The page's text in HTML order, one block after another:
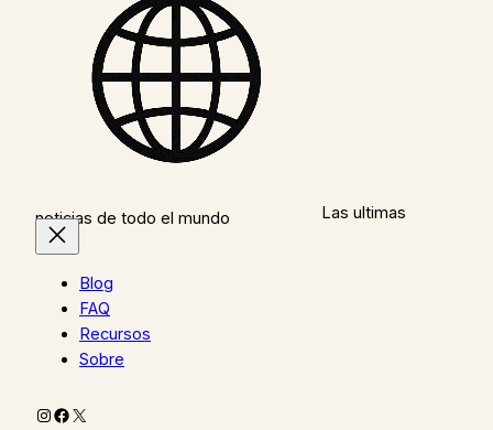
Las ultimas
noticias de todo el mundo
Blog
FAQ
Recursos
Sobre
Instagram
Facebook
X